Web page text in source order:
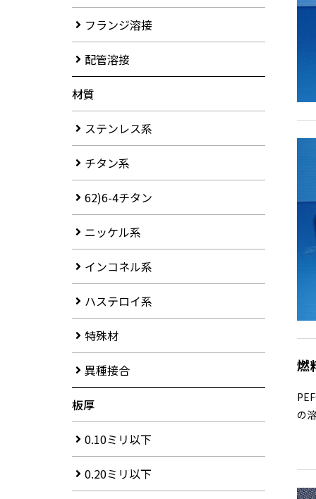
燃
の
フランジ溶接
配管溶接
材質
ステンレス系
チタン系
62)6-4チタン
ニッケル系
インコネル系
ハステロイ系
特殊材
異種接合
板厚
0.10ミリ以下
0.20ミリ以下